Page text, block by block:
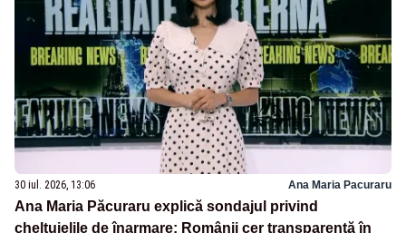
30 iul. 2026, 13:06 Ana Maria Pacuraru
Ana Maria Păcuraru explică sondajul privind
cheltuielile de înarmare: Românii cer transparență în